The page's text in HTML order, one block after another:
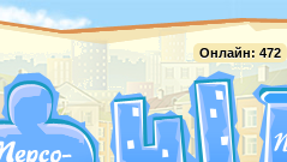
Онлайн: 472